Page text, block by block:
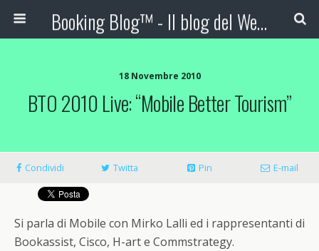
Booking Blog™ - Il blog del Web Marketing Turistico
18 Novembre 2010
BTO 2010 Live: “Mobile Better Tourism”
Condividi Twitta Pin E-mail
Si parla di Mobile con Mirko Lalli ed i rappresentanti di
Bookassist, Cisco, H-art e Commstrategy.